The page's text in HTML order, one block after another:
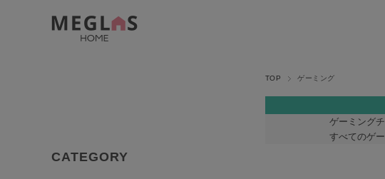
TOP ゲーミング
ゲーミング
すべてのゲ
CATEGORY